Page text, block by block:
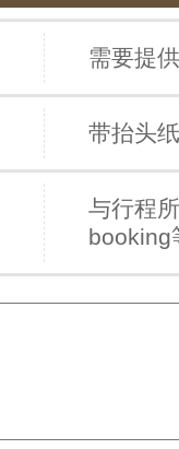
需要提
带抬头
与行程
booking